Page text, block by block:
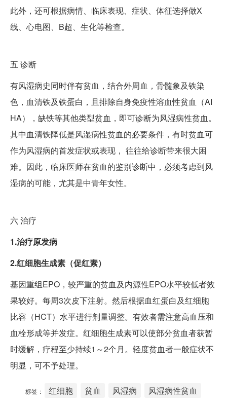
此外，还可根据病情、临床表现、症状、体征选择做X
线、心电图、B超、生化等检查。
五 诊断
有风湿病史同时伴有贫血，结合外周血，骨髓象及铁染
色，血清铁及铁蛋白，且排除自身免疫性溶血性贫血（AI
HA），缺铁等其他类型贫血，即可诊断为风湿病性贫血。
其中血清铁降低是风湿病性贫血的必要条件，有时贫血可
作为风湿病的首发症状或表现， 往往给诊断带来很大困
难。因此，临床医师在贫血的鉴别诊断中，必须考虑到风
湿病的可能，尤其是中青年女性。
六治疗
1.治疗原发病
2.红细胞生成素（促红素）
基因重组EPO，较严重的贫血及内源性EPO水平较低者效
果较好。每周3次皮下注射。然后根据血红蛋白及红细胞
比容（HCT）水平进行剂量调整。有效者需注意高血压和
血栓形成等并发症。红细胞生成素可以使部分贫血者获暂
时缓解，疗程至少持续1～2个月。轻度贫血者一般症状不
明显，可不予处理。
标签： 红细胞 贫血 风湿病 风湿病性贫血